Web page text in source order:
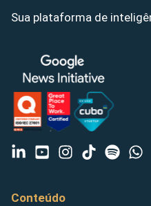
Sua plataforma de
Conteúdo